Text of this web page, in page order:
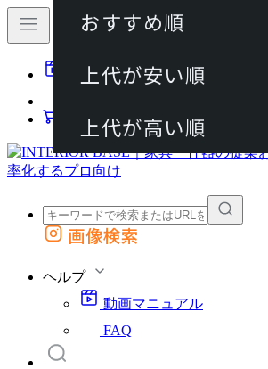
動画マニュアル
カート
外部サイトの商品をカートに追加
画像検索
ヘルプ
動画マニュアル
FAQ
おすすめ順
上代が安い順
上代が高い順